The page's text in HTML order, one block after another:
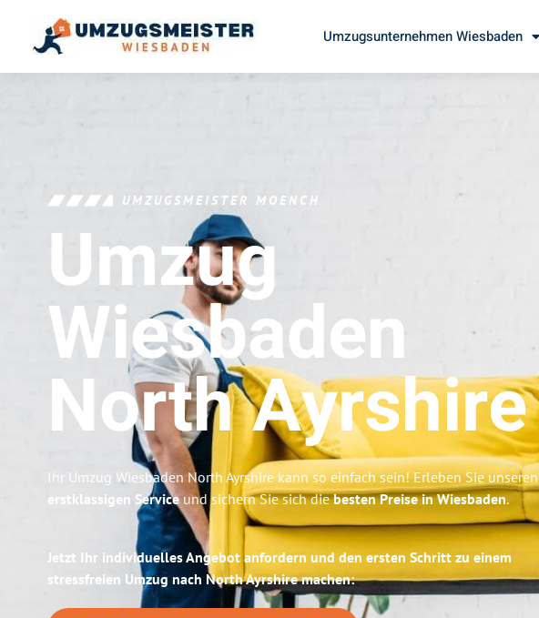
Umzugsunternehmen Wiesbaden
UMZUGSMEISTER MOENCH
Umzug
Wiesbaden
North Ayrshire
Ihr Umzug Wiesbaden North Ayrshire kann so einfach sein! Erleben Sie unseren
erstklassigen Serviceund sichern Sie sich diebesten Preise in Wiesbaden.
Jetzt Ihr individuelles Angebot anfordern und den ersten Schritt zu einem
stressfreien Umzug nach North Ayrshire machen: